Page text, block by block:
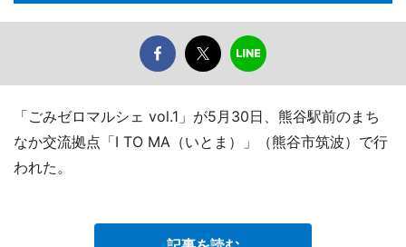
「ごみゼロマルシェ vol.1」が5月30日、熊谷駅前のまち
なか交流拠点「I TO MA（いとま）」（熊谷市筑波）で行
われた。